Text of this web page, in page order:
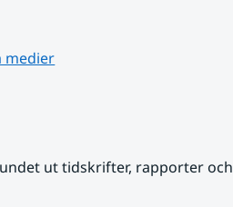
medier
ut tidskrifter, rapporter och